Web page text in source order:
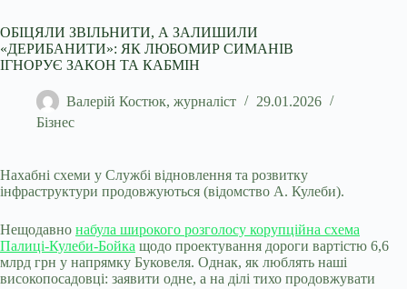
ОБІЦЯЛИ ЗВІЛЬНИТИ, А ЗАЛИШИЛИ
«ДЕРИБАНИТИ»: ЯК ЛЮБОМИР СИМАНІВ
ІГНОРУЄ ЗАКОН ТА КАБМІН
Валерій Костюк, журналіст
29.01.2026
Бізнес
Нахабні схеми у Службі відновлення та розвитку
інфраструктури продовжуються (відомство А. Кулеби).
Нещодавно набула широкого розголосу корупційна схема
Палиці-Кулеби-Бойка щодо проектування дороги вартістю 6,6
млрд грн у напрямку Буковеля. Однак, як люблять наші
високопосадовці: заявити одне, а на ділі тихо продовжувати